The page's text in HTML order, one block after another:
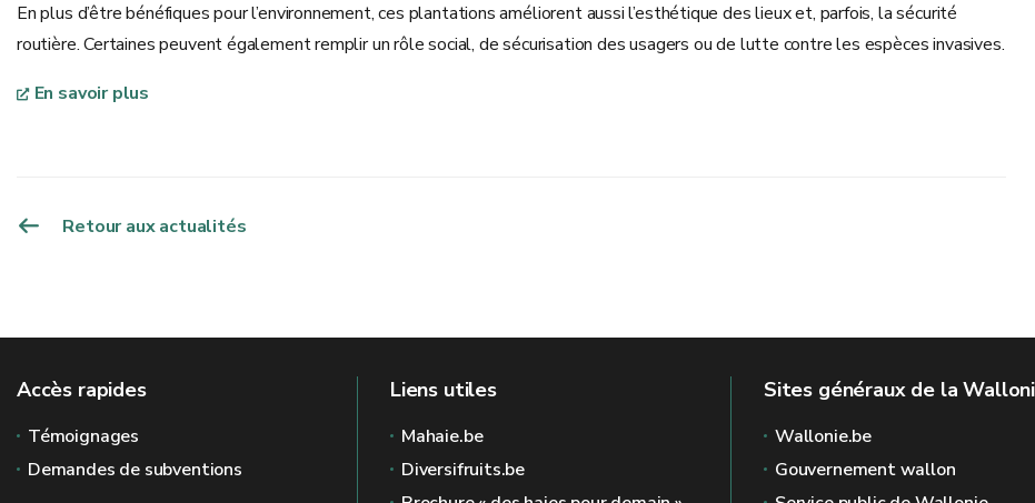
En plus d’être bénéfiques pour l’environnement, ces plantations améliorent aussi l’esthétique des lieux et, parfois, la sécurité
routière. Certaines peuvent également remplir un rôle social, de sécurisation des usagers ou de lutte contre les espèces invasives.
En savoir plus
Retour aux actualités
Accès rapides
Témoignages
Demandes de subventions
Liens utiles
Mahaie.be
Diversifruits.be
Sites généraux de la
Wallonie.be
Gouvernement wallon